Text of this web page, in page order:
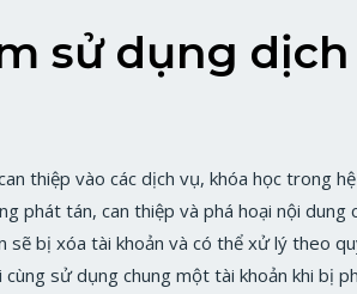
sử dụng
thiệp vào các dịch vụ, khóa học trong
phát tán, can thiệp và phá hoại nội
sẽ bị xóa tài khoản và có thể xử lý theo
sử dụng chung một tài khoản khi bị